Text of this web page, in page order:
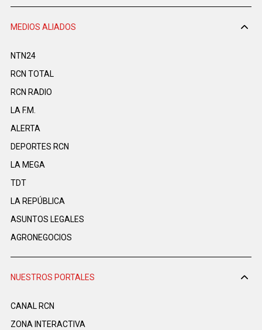
MEDIOS ALIADOS
NTN24
RCN TOTAL
RCN RADIO
LA F.M.
ALERTA
DEPORTES RCN
LA MEGA
TDT
LA REPÚBLICA
ASUNTOS LEGALES
AGRONEGOCIOS
NUESTROS PORTALES
CANAL RCN
ZONA INTERACTIVA